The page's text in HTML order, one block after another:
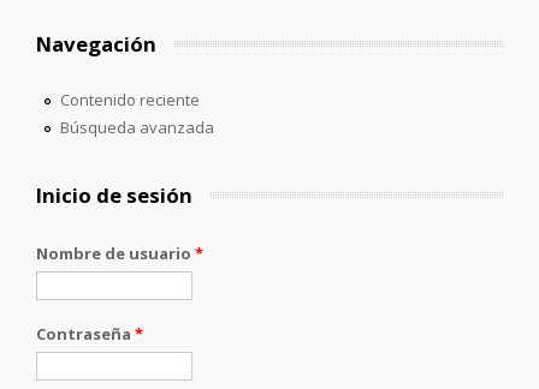
Navegación
Contenido reciente
Búsqueda avanzada
Inicio de sesión
Nombre de usuario *
Contraseña *